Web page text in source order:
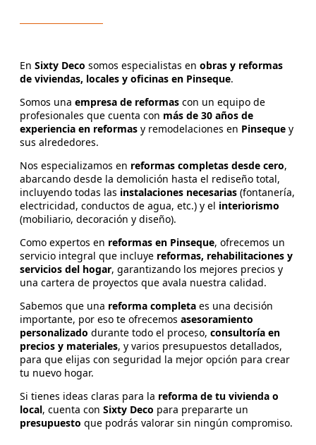
En Sixty Deco somos especialistas en obras y reformas
de viviendas, locales y oficinas en Pinseque.
Somos una empresa de reformas con un equipo de
profesionales que cuenta con más de 30 años de
experiencia en reformas y remodelaciones en Pinseque y
sus alrededores.
Nos especializamos en reformas completas desde cero,
abarcando desde la demolición hasta el rediseño total,
incluyendo todas las instalaciones necesarias (fontanería,
electricidad, conductos de agua, etc.) y el interiorismo
(mobiliario, decoración y diseño).
Como expertos en reformas en Pinseque, ofrecemos un
servicio integral que incluye reformas, rehabilitaciones y
servicios del hogar, garantizando los mejores precios y
una cartera de proyectos que avala nuestra calidad.
Sabemos que una reforma completa es una decisión
importante, por eso te ofrecemos asesoramiento
personalizado durante todo el proceso, consultoría en
precios y materiales, y varios presupuestos detallados,
para que elijas con seguridad la mejor opción para crear
tu nuevo hogar.
Si tienes ideas claras para la reforma de tu vivienda o
local, cuenta con Sixty Deco para prepararte un
presupuesto que podrás valorar sin ningún compromiso.